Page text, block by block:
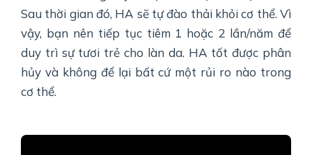
Sau thời gian đó, HA sẽ tự đào thải khỏi cơ thể. Vì
vậy, bạn nên tiếp tục tiêm 1 hoặc 2 lần/năm để
duy trì sự tươi trẻ cho làn da. HA tốt được phân
hủy và không để lại bất cứ một rủi ro nào trong
cơ thể.